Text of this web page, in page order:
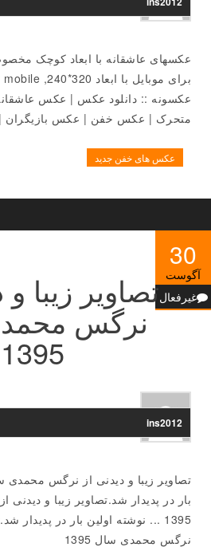
عکسهای عاشقانه با ابعاد کوچک
عکسونه :: دانلود عکس | عکس
متحرک | عکس خفن | عکس بازیگران |
عکس های خفن جدید
30
آگوست
غیرفعالتصاویر زیبا و
نرگس
1395
ins2012
بار در پدیدار شد.تصاویر زیبا و
1395 ... نوشته اولین بار در پدیدار
نرگس محمدی سال 1395